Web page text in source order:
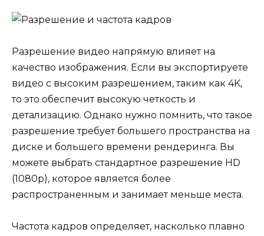
Разрешение видео напрямую влияет на
качество изображения. Если вы экспортируете
видео с высоким разрешением, таким как 4K,
то это обеспечит высокую четкость и
детализацию. Однако нужно помнить, что такое
разрешение требует большего пространства на
диске и большего времени рендеринга. Вы
можете выбрать стандартное разрешение HD
(1080p), которое является более
распространенным и занимает меньше места.
Частота кадров определяет, насколько плавно